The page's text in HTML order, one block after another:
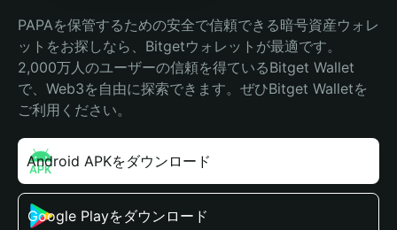
PAPAを保管するための安全で信頼できる暗号資産ウォレ
ットをお探しなら、Bitgetウォレットが最適です。
2,000万人のユーザーの信頼を得ているBitget Wallet
で、Web3を自由に探索できます。ぜひBitget Walletを
ご利用ください。
Android APKをダウンロード
Google Playをダウンロード